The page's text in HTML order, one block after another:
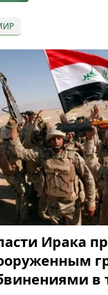
Ирака
в